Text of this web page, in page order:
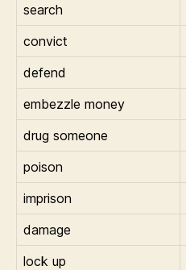
search
convict
defend
embezzle money
drug someone
poison
imprison
damage
lock up